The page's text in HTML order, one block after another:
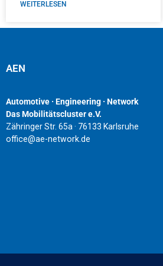
WEITERLESEN
AEN
Automotive · Engineering · Network
Das Mobilitätscluster e.V.
Zähringer Str. 65a · 76133 Karlsruhe
office@ae-network.de